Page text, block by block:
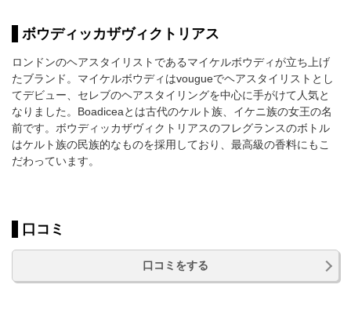
ボウディッカザヴィクトリアス
ロンドンのヘアスタイリストであるマイケルボウディが立ち上げ
たブランド。マイケルボウディはvougueでヘアスタイリストとし
てデビュー、セレブのヘアスタイリングを中心に手がけて人気と
なりました。Boadiceaとは古代のケルト族、イケニ族の女王の名
前です。ボウディッカザヴィクトリアスのフレグランスのボトル
はケルト族の民族的なものを採用しており、最高級の香料にもこ
だわっています。
口コミ
口コミをする